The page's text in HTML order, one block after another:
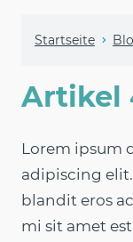
Startseite
Artikel
Lorem ipsum
adipiscing
blandit eros
mi sit amet